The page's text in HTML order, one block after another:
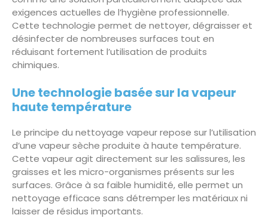
exigences actuelles de l’hygiène professionnelle.
Cette technologie permet de nettoyer, dégraisser et
désinfecter de nombreuses surfaces tout en
réduisant fortement l’utilisation de produits
chimiques.
Une technologie basée sur la vapeur
haute température
Le principe du nettoyage vapeur repose sur l’utilisation
d’une vapeur sèche produite à haute température.
Cette vapeur agit directement sur les salissures, les
graisses et les micro-organismes présents sur les
surfaces. Grâce à sa faible humidité, elle permet un
nettoyage efficace sans détremper les matériaux ni
laisser de résidus importants.